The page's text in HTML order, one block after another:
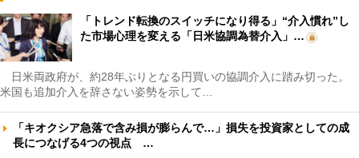
「トレンド転換のスイッチになり得る」“介入慣れ”し
た市場心理を変える「日米協調為替介入」…
日米両政府が、約28年ぶりとなる円買いの協調介入に踏み切った。
米国も追加介入を辞さない姿勢を示して…
「キオクシア急落で含み損が膨らんで…」損失を投資家としての成
長につなげる4つの視点 …